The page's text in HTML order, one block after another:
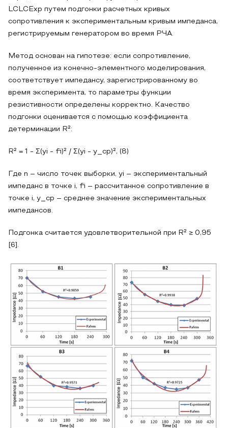
LCLCExp путем подгонки расчетных кривых
сопротивления к экспериментальным кривым импеданса,
регистрируемым генератором во время РЧА.
Метод основан на гипотезе: если сопротивление,
полученное из конечно-элементного моделирования,
соответствует импедансу, зарегистрированному во
время эксперимента, то параметры функции
резистивности определены корректно. Качество
подгонки оценивается с помощью коэффициента
детерминации R²:
R² = 1 - Σ(yi - fi)² / Σ(yi - y_ср)², (8)
Где n – число точек выборки, yi – экспериментальный
импеданс в точке i, fi – рассчитанное сопротивление в
точке i, y_ср – среднее значение экспериментальных
импедансов.
Подгонка считается удовлетворительной при R² ≥ 0,95
[6].